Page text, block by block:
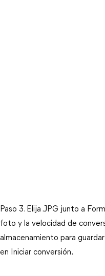
Paso 3. Elija .JPG junto a
foto y la velocidad de
almacenamiento para
en Iniciar conversión.